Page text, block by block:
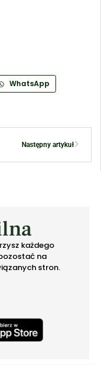
WhatsApp
Następny artykuł
każdego
na
stron.